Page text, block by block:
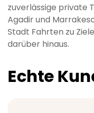
zuverlässige private
Agadir und
Stadt Fahrten zu
darüber hinaus.
Echte